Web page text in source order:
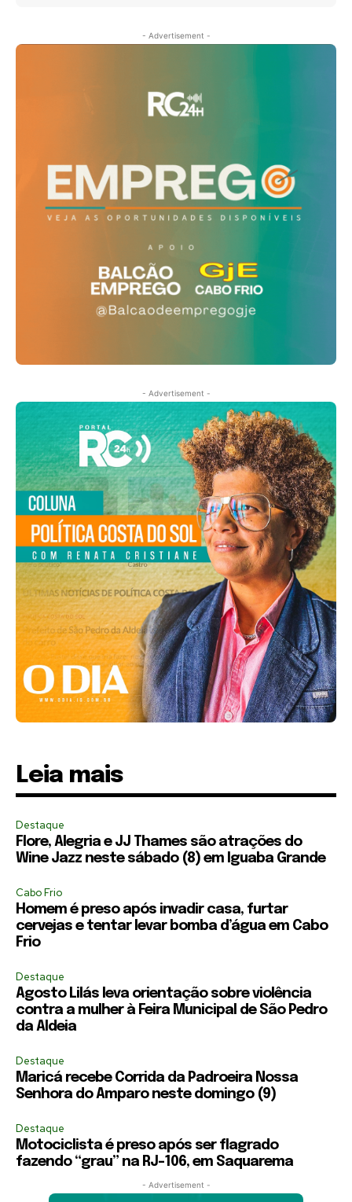
- Advertisement -
- Advertisement -
Leia mais
Destaque
Flore, Alegria e JJ Thames são atrações do
Wine Jazz neste sábado (8) em Iguaba Grande
Cabo Frio
Homem é preso após invadir casa, furtar
cervejas e tentar levar bomba d’água em Cabo
Frio
Destaque
Agosto Lilás leva orientação sobre violência
contra a mulher à Feira Municipal de São Pedro
da Aldeia
Destaque
Maricá recebe Corrida da Padroeira Nossa
Senhora do Amparo neste domingo (9)
Destaque
Motociclista é preso após ser flagrado
fazendo “grau” na RJ-106, em Saquarema
- Advertisement -